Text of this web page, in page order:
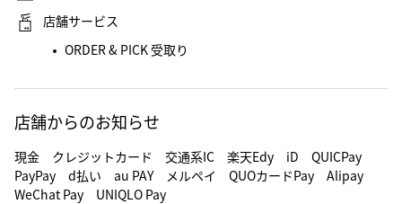
店舗サービス
ORDER & PICK 受取り
店舗からのお知らせ
現金 クレジットカード 交通系IC 楽天Edy iD QUICPay
PayPay d払い au PAY メルペイ QUOカードPay Alipay
WeChat Pay UNIQLO Pay